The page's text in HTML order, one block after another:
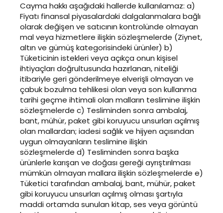
Cayma hakkı aşağıdaki hallerde kullanılamaz: a)
Fiyatı finansal piyasalardaki dalgalanmalara bağlı
olarak değişen ve satıcının kontrolünde olmayan
mal veya hizmetlere ilişkin sözleşmelerde (Ziynet,
altın ve gümüş kategorisindeki ürünler) b)
Tüketicinin istekleri veya açıkça onun kişisel
ihtiyaçları doğrultusunda hazırlanan, niteliği
itibariyle geri gönderilmeye elverişli olmayan ve
çabuk bozulma tehlikesi olan veya son kullanma
tarihi geçme ihtimali olan malların teslimine ilişkin
sözleşmelerde c) Tesliminden sonra ambalaj,
bant, mühür, paket gibi koruyucu unsurları açılmış
olan mallardan; iadesi sağlık ve hijyen açısından
uygun olmayanların teslimine ilişkin
sözleşmelerde d) Tesliminden sonra başka
ürünlerle karışan ve doğası gereği ayrıştırılması
mümkün olmayan mallara ilişkin sözleşmelerde e)
Tüketici tarafından ambalaj, bant, mühür, paket
gibi koruyucu unsurları açılmış olması şartıyla
maddi ortamda sunulan kitap, ses veya görüntü